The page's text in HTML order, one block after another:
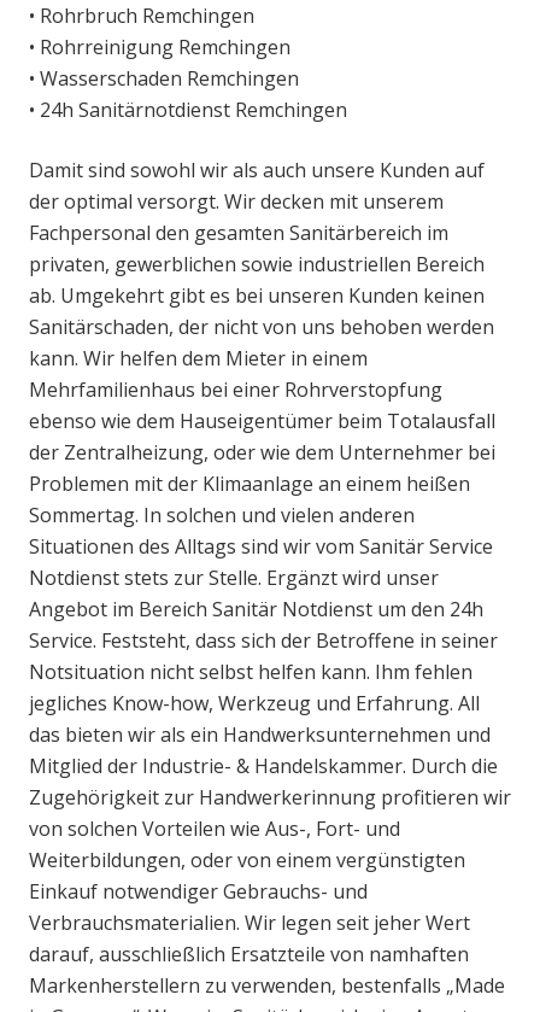
• Rohrbruch Remchingen
• Rohrreinigung Remchingen
• Wasserschaden Remchingen
• 24h Sanitärnotdienst Remchingen
Damit sind sowohl wir als auch unsere Kunden auf
der optimal versorgt. Wir decken mit unserem
Fachpersonal den gesamten Sanitärbereich im
privaten, gewerblichen sowie industriellen Bereich
ab. Umgekehrt gibt es bei unseren Kunden keinen
Sanitärschaden, der nicht von uns behoben werden
kann. Wir helfen dem Mieter in einem
Mehrfamilienhaus bei einer Rohrverstopfung
ebenso wie dem Hauseigentümer beim Totalausfall
der Zentralheizung, oder wie dem Unternehmer bei
Problemen mit der Klimaanlage an einem heißen
Sommertag. In solchen und vielen anderen
Situationen des Alltags sind wir vom Sanitär Service
Notdienst stets zur Stelle. Ergänzt wird unser
Angebot im Bereich Sanitär Notdienst um den 24h
Service. Feststeht, dass sich der Betroffene in seiner
Notsituation nicht selbst helfen kann. Ihm fehlen
jegliches Know-how, Werkzeug und Erfahrung. All
das bieten wir als ein Handwerksunternehmen und
Mitglied der Industrie- & Handelskammer. Durch die
Zugehörigkeit zur Handwerkerinnung profitieren wir
von solchen Vorteilen wie Aus-, Fort- und
Weiterbildungen, oder von einem vergünstigten
Einkauf notwendiger Gebrauchs- und
Verbrauchsmaterialien. Wir legen seit jeher Wert
darauf, ausschließlich Ersatzteile von namhaften
Markenherstellern zu verwenden, bestenfalls „Made